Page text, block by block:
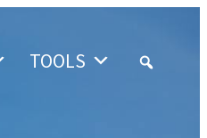
TOOLS